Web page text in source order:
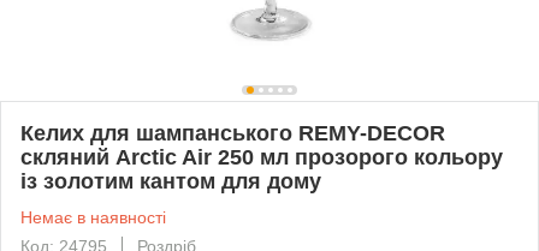
Келих для шампанського REMY-DECOR
скляний Arctic Air 250 мл прозорого кольору
із золотим кантом для дому
Немає в наявності
Код: 24795
Роздріб